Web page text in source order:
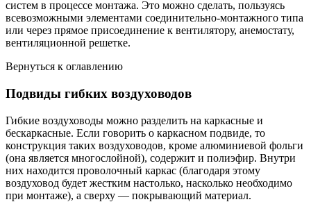
систем в процессе монтажа. Это можно сделать, пользуясь
всевозможными элементами соединительно-монтажного типа
или через прямое присоединение к вентилятору, анемостату,
вентиляционной решетке.
Вернуться к оглавлению
Подвиды гибких воздуховодов
Гибкие воздуховоды можно разделить на каркасные и
бескаркасные. Если говорить о каркасном подвиде, то
конструкция таких воздуховодов, кроме алюминиевой фольги
(она является многослойной), содержит и полиэфир. Внутри
них находится проволочный каркас (благодаря этому
воздуховод будет жестким настолько, насколько необходимо
при монтаже), а сверху — покрывающий материал.